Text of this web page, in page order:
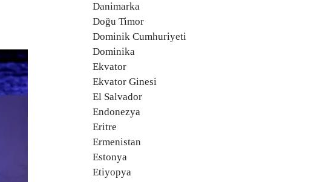
Danimarka
Doğu Timor
Dominik Cumhuriyeti
Dominika
Ekvator
Ekvator Ginesi
El Salvador
Endonezya
Eritre
Ermenistan
Estonya
Etiyopya